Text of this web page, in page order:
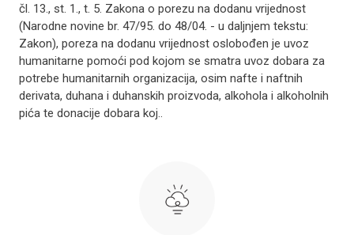
čl. 13., st. 1., t. 5. Zakona o porezu na dodanu vrijednost
(Narodne novine br. 47/95. do 48/04. - u daljnjem tekstu:
Zakon), poreza na dodanu vrijednost oslobođen je uvoz
humanitarne pomoći pod kojom se smatra uvoz dobara za
potrebe humanitarnih organizacija, osim nafte i naftnih
derivata, duhana i duhanskih proizvoda, alkohola i alkoholnih
pića te donacije dobara koj..